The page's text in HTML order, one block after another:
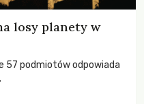
losy planety w
57 podmiotów odpowiada